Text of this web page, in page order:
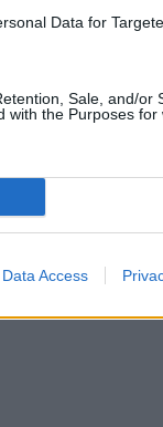
Data for
Sale, and/or
with the Purposes for
Data Access